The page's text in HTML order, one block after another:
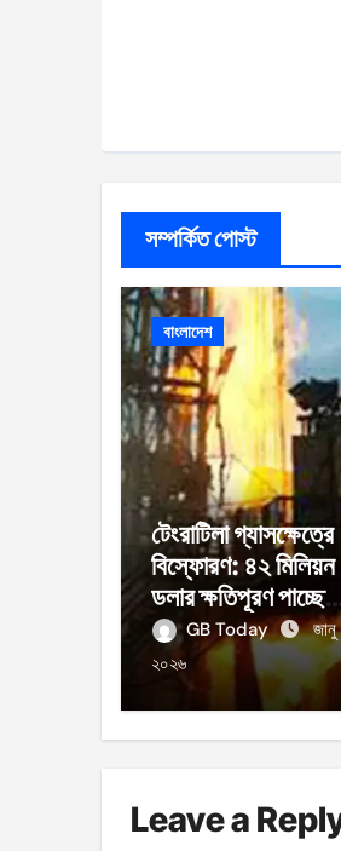
সম্পর্কিত পোস্ট
বাংলাদেশ
টেংরাটিলা গ্যাসক্ষেত্রে
বিস্ফোরণ: ৪২ মিলিয়ন
ডলার ক্ষতিপূরণ পাচ্ছে
বাংলাদেশGB Today
২০২৬
Leave a